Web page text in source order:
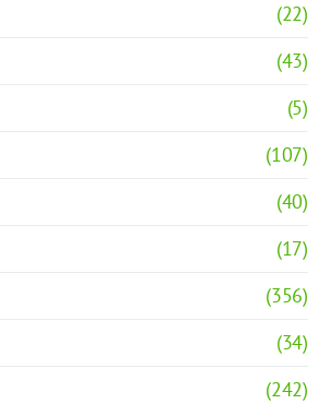
(22)
(43)
(5)
(107)
(40)
(17)
(356)
(34)
(242)